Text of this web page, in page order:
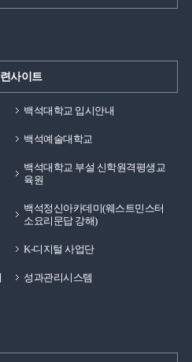
사이트
백석대학교 입시안내
백석예술대학교
백석대학교 부설 신학원격평생교
육원
백석정신아카데미(웨스트민스터
소요리문답 강해)
K-디지털 사업단
성과관리시스템